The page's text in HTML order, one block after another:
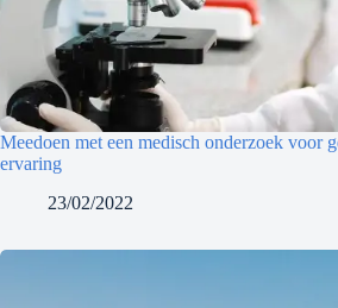
Meedoen met een medisch onderzoek voor
ervaring
23/02/2022